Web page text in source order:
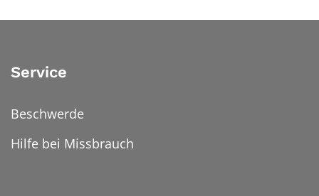
Service
Beschwerde
Hilfe bei Missbrauch